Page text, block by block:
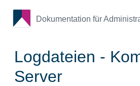
Dokumentation für
Logdateien -
Server